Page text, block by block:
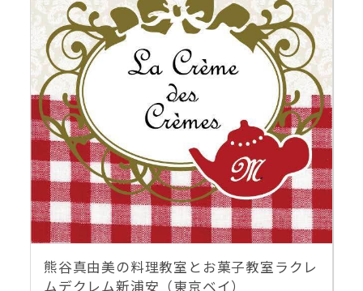
熊谷真由美の料理教室とお菓子教室ラクレ
ムデクレム新浦安（東京ベイ）